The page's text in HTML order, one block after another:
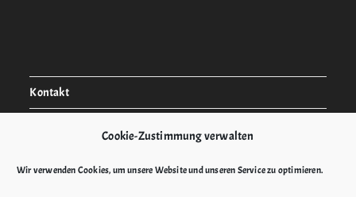
Cookie-Zustimmung verwalten
Wir verwenden Cookies, um unsere Website und unseren Service zu optimieren.
Kontakt